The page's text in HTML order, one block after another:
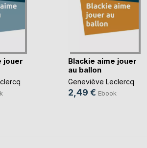
jouer
Blackie aime jouer
au ballon
Geneviève Leclercq
2,49 € Ebook